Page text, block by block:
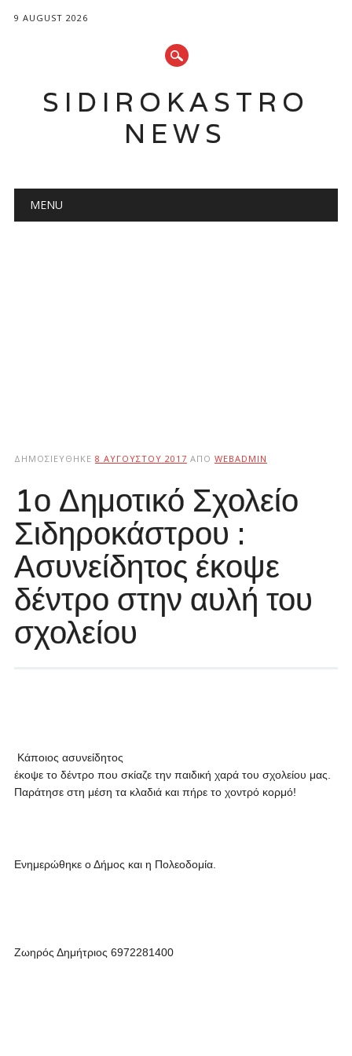
9 AUGUST 2026
SIDIROKASTRO
NEWS
Main menu
MENU
ΔΗΜΟΣΙΕΎΘΗΚΕ 8 ΑΥΓΟΎΣΤΟΥ 2017 ΑΠΌ WEBADMIN
1ο Δημοτικό Σχολείο
Σιδηροκάστρου :
Ασυνείδητος έκοψε
δέντρο στην αυλή του
σχολείου
Κάποιος ασυνείδητος
έκοψε το δέντρο που σκίαζε την παιδική χαρά του σχολείου μας.
Παράτησε στη μέση τα κλαδιά και πήρε το χοντρό κορμό!
Ενημερώθηκε ο Δήμος και η Πολεοδομία.
Ζωηρός Δημήτριος 6972281400